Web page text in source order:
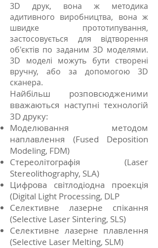
3D друк, вона ж методика
адитивного виробництва, вона ж
швидке прототипування,
застосовується для відтворення
об'єктів по заданим 3D моделями.
3D моделі можуть бути створені
вручну, або за допомогою 3D
сканера.
Найбільш розповсюдженими
вважаються наступні технологій
3D друку:
Моделювання методом
наплавлення (Fused Deposition
Modeling, FDM)
Стереолітографія (Laser
Stereolithography, SLA)
Цифрова світлодіодна проекція
(Digital Light Processing, DLP
Селективне лазерне спікання
(Selective Laser Sintering, SLS)
Селективне лазерне плавлення
(Selective Laser Melting, SLM)